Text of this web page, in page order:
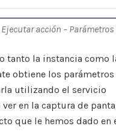
acción – Parámetros
tanto la instancia como
obtiene los
utilizando el servicio
en la captura de
que le hemos dado en